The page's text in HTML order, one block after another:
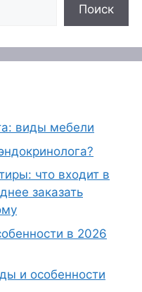
Поиск
виды мебели
что входит в
заказать
в 2026
и особенности